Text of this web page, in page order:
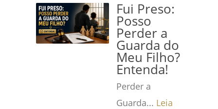
Fui Preso:
Posso
Perder a
Guarda do
Meu Filho?
Entenda!
Perder a
Guarda... Leia